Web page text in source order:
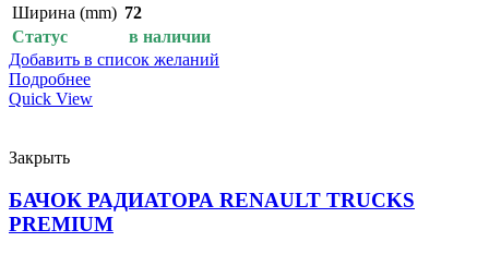
Ширина (mm) 72
Статус
в наличии
Добавить в список желаний
Подробнее
Quick View
Закрыть
БАЧОК РАДИАТОРА RENAULT TRUCKS
PREMIUM